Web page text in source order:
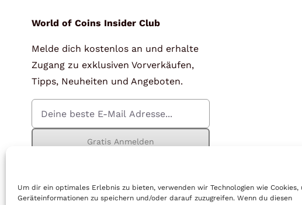
Um dir ein optimales Erlebnis zu bieten, verwenden wir Technologien wie Cookies,
Geräteinformationen zu speichern und/oder darauf zuzugreifen. Wenn du diesen
World of Coins Insider Club
Melde dich kostenlos an und erhalte
Zugang zu exklusiven Vorverkäufen,
Tipps, Neuheiten und Angeboten.
Gratis Anmelden